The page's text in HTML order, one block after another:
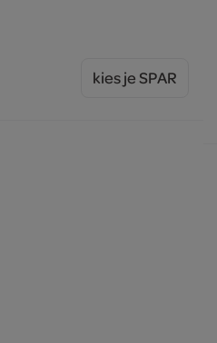
kies je SPAR